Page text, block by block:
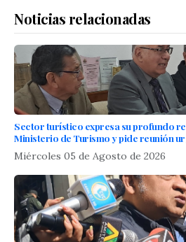
Noticias relacionadas
Sector turístico expresa su profundo
Ministerio de Turismo y pide reunión
Miércoles 05 de Agosto de 2026